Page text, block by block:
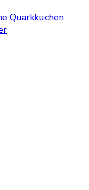
Quarkkuchen